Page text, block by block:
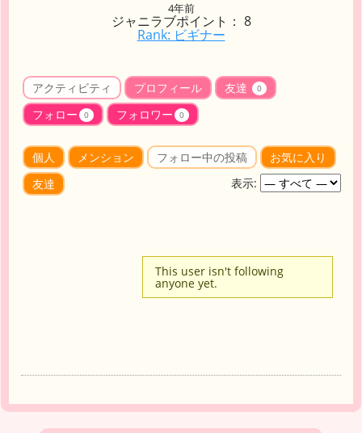
4年前
ジャニラブポイント： 8
Rank: ビギナー
アクティビティ プロフィール 友達 0
フォロー 0 フォロワー 0
個人 メンション フォロー中の投稿
お気に入り
友達
表示:
This user isn't following
anyone yet.